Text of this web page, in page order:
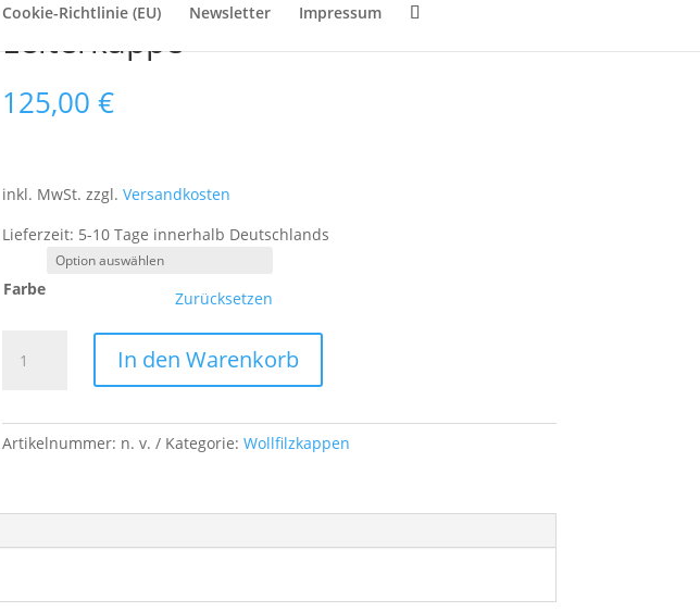
Cookie-Richtlinie (EU) Newsletter Impressum
Leiterkappe
125,00 €
inkl. MwSt. zzgl. Versandkosten
Lieferzeit: 5-10 Tage innerhalb Deutschlands
Farbe Zurücksetzen
Menge
In den Warenkorb
Artikelnummer: n. v. Kategorie: Wollfilzkappen